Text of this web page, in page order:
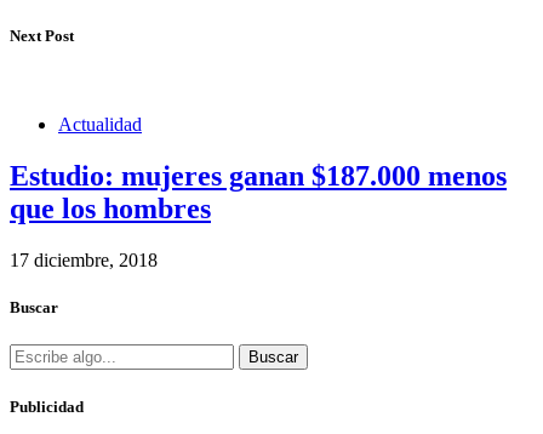
Next Post
Actualidad
Estudio: mujeres ganan $187.000 menos
que los hombres
17 diciembre, 2018
Buscar
Buscar
Publicidad